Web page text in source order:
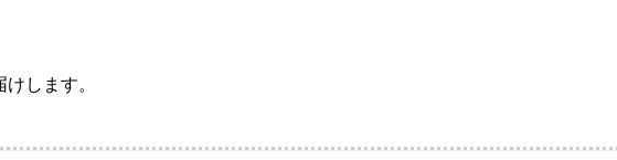
します。